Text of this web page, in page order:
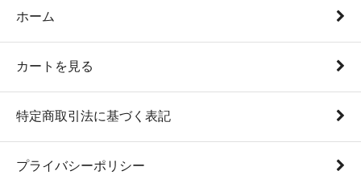
ホーム
カートを見る
特定商取引法に基づく表記
プライバシーポリシー